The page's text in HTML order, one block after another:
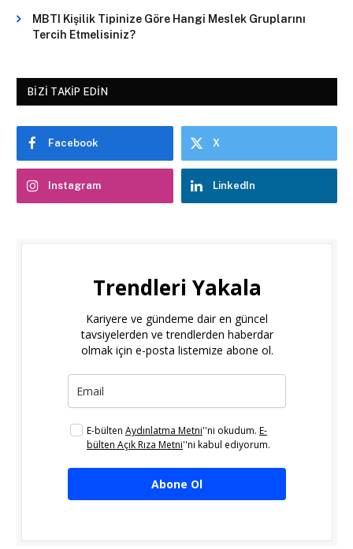
MBTI Kişilik Tipinize Göre Hangi Meslek Gruplarını
Tercih Etmelisiniz?
BIZI TAKIP EDIN
Facebook X
Instagram LinkedIn
Trendleri Yakala
Kariyere ve gündeme dair en güncel
tavsiyelerden ve trendlerden haberdar
olmak için e-posta listemize abone ol.
E-bülten Aydınlatma Metni''ni okudum. E-
bülten Açık Rıza Metni''ni kabul ediyorum.
Abone Ol